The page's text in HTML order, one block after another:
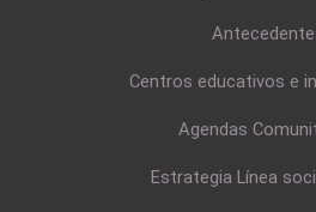
Centros educativos e
Agendas
Estrategia Línea